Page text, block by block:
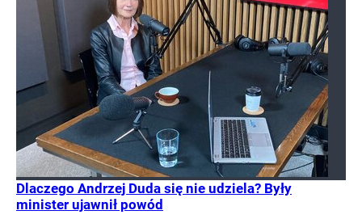
Dlaczego Andrzej Duda się nie udziela? Były
minister ujawnił powód